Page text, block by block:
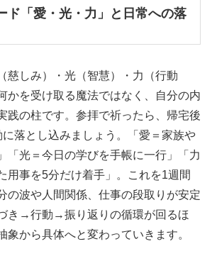
ド「愛・光・力」と日常への落
慈しみ）・光（智慧）・力（行動
かを受け取る魔法ではなく、自分の内
践の柱です。参拝で祈ったら、帰宅後
落とし込みましょう。「愛＝家族や
「光＝今日の学びを手帳に一行」「力
用事を5分だけ着手」。これを1週間
の波や人間関係、仕事の段取りが安定
き→行動→振り返りの循環が回るほ
象から具体へと変わっていきます。